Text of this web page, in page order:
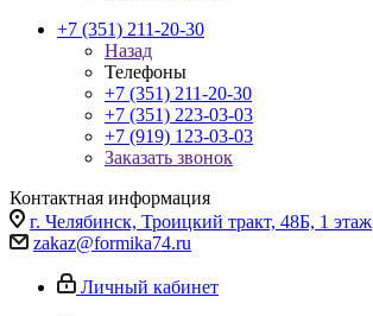
+7 (351) 211-20-30
Назад
Телефоны
+7 (351) 211-20-30
+7 (351) 223-03-03
+7 (919) 123-03-03
Заказать звонок
Контактная информация
г. Челябинск, Троицкий тракт, 48Б, 1 этаж
zakaz@formika74.ru
Личный кабинет